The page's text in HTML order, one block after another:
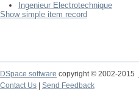
Ingenieur Electrotechnique
Show simple item record
DSpace software copyright © 2002-2015
Contact Us
Send Feedback